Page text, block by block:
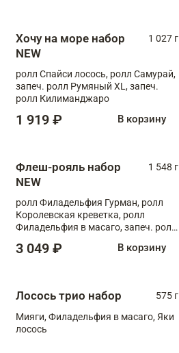
Хочу на море набор
NEW
1 027 г
ролл Спайси лосось, ролл Самурай,
запеч. ролл Румяный XL, запеч.
ролл Килиманджаро
1 919 ₽ В корзину
Флеш-рояль набор
NEW
1 548 г
ролл Филадельфия Гурман, ролл
Королевская креветка, ролл
Филадельфия в масаго, запеч. ролл
Тигровая креветка с моцареллой,
3 049 ₽ В корзину
Лосось трио набор
575 г
Мияги, Филадельфия в масаго, Яки
лосось